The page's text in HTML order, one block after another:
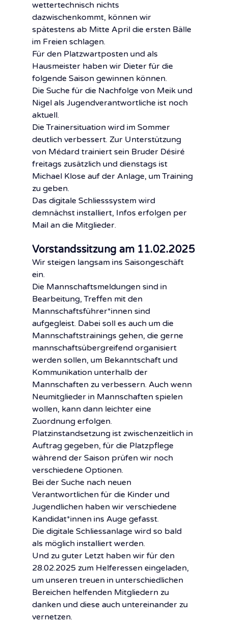
wettertechnisch nichts
dazwischenkommt, können wir
spätestens ab Mitte April die ersten Bälle
im Freien schlagen.
Für den Platzwartposten und als
Hausmeister haben wir Dieter für die
folgende Saison gewinnen können.
Die Suche für die Nachfolge von Meik und
Nigel als Jugendverantwortliche ist noch
aktuell.
Die Trainersituation wird im Sommer
deutlich verbessert. Zur Unterstützung
von Médard trainiert sein Bruder Désiré
freitags zusätzlich und dienstags ist
Michael Klose auf der Anlage, um Training
zu geben.
Das digitale Schliesssystem wird
demnächst installiert, Infos erfolgen per
Mail an die Mitglieder.
Vorstandssitzung am 11.02.2025
Wir steigen langsam ins Saisongeschäft
ein.
Die Mannschaftsmeldungen sind in
Bearbeitung, Treffen mit den
Mannschaftsführer*innen sind
aufgegleist. Dabei soll es auch um die
Mannschaftstrainings gehen, die gerne
mannschaftsübergreifend organisiert
werden sollen, um Bekanntschaft und
Kommunikation unterhalb der
Mannschaften zu verbessern. Auch wenn
Neumitglieder in Mannschaften spielen
wollen, kann dann leichter eine
Zuordnung erfolgen.
Platzinstandsetzung ist zwischenzeitlich in
Auftrag gegeben, für die Platzpflege
während der Saison prüfen wir noch
verschiedene Optionen.
Bei der Suche nach neuen
Verantwortlichen für die Kinder und
Jugendlichen haben wir verschiedene
Kandidat*innen ins Auge gefasst.
Die digitale Schliessanlage wird so bald
als möglich installiert werden.
Und zu guter Letzt haben wir für den
28.02.2025 zum Helferessen eingeladen,
um unseren treuen in unterschiedlichen
Bereichen helfenden Mitgliedern zu
danken und diese auch untereinander zu
vernetzen.